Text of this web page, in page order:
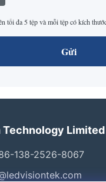
tối đa 5 tệp và mỗi tệp có kích
Gửi
Technology Limited
138-2526-8067